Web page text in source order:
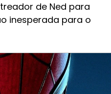
de Ned para
inesperada para o